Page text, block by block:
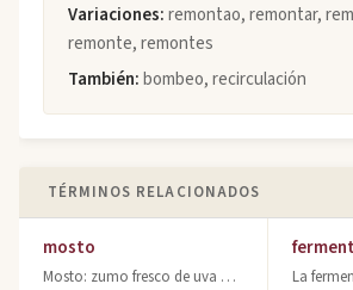
Variaciones:remontao, remontar,
remonte, remontes
También:bombeo, recirculación
TÉRMINOS RELACIONADOS
mosto
Mosto: zumo fresco de uva base de la fermentación. Clasificación por presión y t